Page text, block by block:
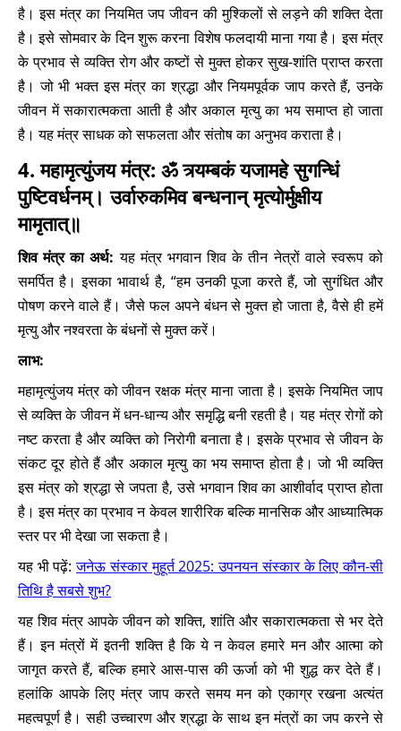
है। इस मंत्र का नियमित जप जीवन की मुश्किलों से लड़ने की शक्ति देता
है। इसे सोमवार के दिन शुरू करना विशेष फलदायी माना गया है। इस मंत्र
के प्रभाव से व्यक्ति रोग और कष्टों से मुक्त होकर सुख-शांति प्राप्त करता
है। जो भी भक्त इस मंत्र का श्रद्धा और नियमपूर्वक जाप करते हैं, उनके
जीवन में सकारात्मकता आती है और अकाल मृत्यु का भय समाप्त हो जाता
है। यह मंत्र साधक को सफलता और संतोष का अनुभव कराता है।
4. महामृत्युंजय मंत्र: ॐ त्र्यम्बकं यजामहे सुगन्धिं
पुष्टिवर्धनम्। उर्वारुकमिव बन्धनान् मृत्योर्मुक्षीय
मामृतात्॥
शिव मंत्र का अर्थ: यह मंत्र भगवान शिव के तीन नेत्रों वाले स्वरूप को
समर्पित है। इसका भावार्थ है, “हम उनकी पूजा करते हैं, जो सुगंधित और
पोषण करने वाले हैं। जैसे फल अपने बंधन से मुक्त हो जाता है, वैसे ही हमें
मृत्यु और नश्वरता के बंधनों से मुक्त करें।
लाभ:
महामृत्युंजय मंत्र को जीवन रक्षक मंत्र माना जाता है। इसके नियमित जाप
से व्यक्ति के जीवन में धन-धान्य और समृद्धि बनी रहती है। यह मंत्र रोगों को
नष्ट करता है और व्यक्ति को निरोगी बनाता है। इसके प्रभाव से जीवन के
संकट दूर होते हैं और अकाल मृत्यु का भय समाप्त होता है। जो भी व्यक्ति
इस मंत्र को श्रद्धा से जपता है, उसे भगवान शिव का आशीर्वाद प्राप्त होता
है। इस मंत्र का प्रभाव न केवल शारीरिक बल्कि मानसिक और आध्यात्मिक
स्तर पर भी देखा जा सकता है।
यह भी पढ़ें:जनेऊ संस्कार मुहूर्त 2025: उपनयन संस्कार के लिए कौन-सी
तिथि है सबसे शुभ?
यह शिव मंत्र आपके जीवन को शक्ति, शांति और सकारात्मकता से भर देते
हैं। इन मंत्रों में इतनी शक्ति है कि ये न केवल हमारे मन और आत्मा को
जागृत करते हैं, बल्कि हमारे आस-पास की ऊर्जा को भी शुद्ध कर देते हैं।
हलांकि आपके लिए मंत्र जाप करते समय मन को एकाग्र रखना अत्यंत
महत्वपूर्ण है। सही उच्चारण और श्रद्धा के साथ इन मंत्रों का जप करने से